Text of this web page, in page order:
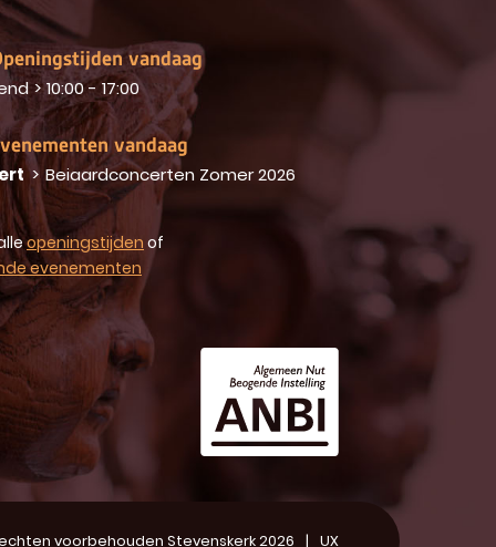
vandaag
> 10:00 - 17:00
vandaag
> Beiaardconcerten Zomer 2026
openingstijden of
evenementen
voorbehouden Stevenskerk 2026 UX